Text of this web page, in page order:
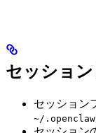
セッション
セッション
~/